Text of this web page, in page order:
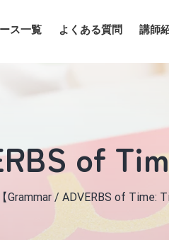
ス一覧 よくある質問 講師
of
【Grammar / ADVERBS of Time: